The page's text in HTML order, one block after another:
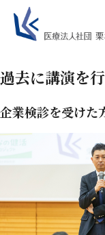
過去に講演を
企業検診を受けた